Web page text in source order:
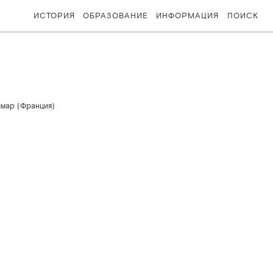
ИСТОРИЯ ОБРАЗОВАНИЕ ИНФОРМАЦИЯ ПОИСК